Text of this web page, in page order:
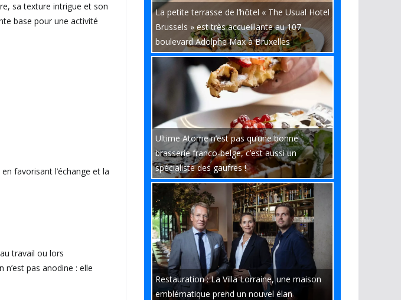
sa texture intrigue et son
base pour une activité
favorisant l’échange et la
travail ou lors
pas anodine : elle
La petite terrasse de l’hôtel « The Usual Hotel
Brussels » est très accueillante au 107
boulevard Adolphe Max à Bruxelles
Ultime Atome n’est pas qu’une bonne
brasserie franco-belge, c’est aussi un
spécialiste des gaufres !
Restauration : La Villa Lorraine, une maison
emblématique prend un nouvel élan